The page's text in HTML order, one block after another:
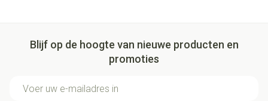
Blijf op de hoogte van nieuwe producten en
promoties